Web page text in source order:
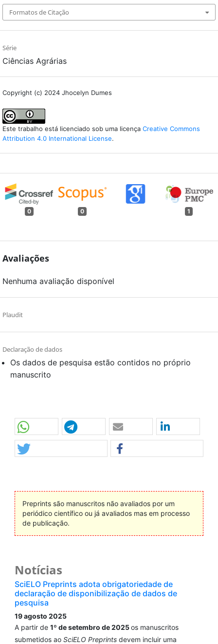
Formatos de Citação
Série
Ciências Agrárias
Copyright (c) 2024 Jhocelyn Dumes
Este trabalho está licenciado sob uma licença Creative Commons
Attribution 4.0 International License.
0 0 1
Avaliações
Nenhuma avaliação disponível
Plaudit
Declaração de dados
Os dados de pesquisa estão contidos no próprio
manuscrito
Preprints são manuscritos não avaliados por um
periódico científico ou já avaliados mas em processo
de publicação.
Notícias
SciELO Preprints adota obrigatoriedade de
declaração de disponibilização de dados de
pesquisa
19 agosto 2025
A partir de 1º de setembro de 2025os manuscritos
submetidos ao SciELO Preprints devem incluir uma